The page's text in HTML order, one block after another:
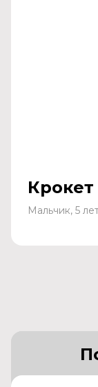
Крокет
Мальчик, 5